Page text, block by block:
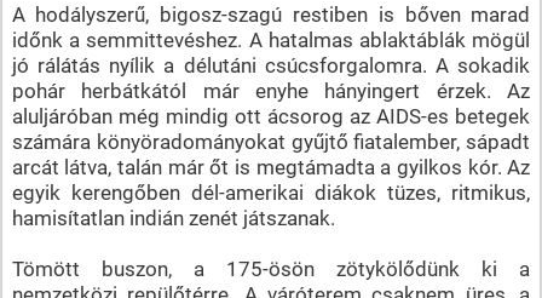
A hodályszerű, bigosz-szagú restiben is bőven marad
időnk a semmittevéshez. A hatalmas ablaktáblák mögül
jó rálátás nyílik a délutáni csúcsforgalomra. A sokadik
pohár herbátkától már enyhe hányingert érzek. Az
aluljáróban még mindig ott ácsorog az AIDS-es betegek
számára könyöradományokat gyűjtő fiatalember, sápadt
arcát látva, talán már őt is megtámadta a gyilkos kór. Az
egyik kerengőben dél-amerikai diákok tüzes, ritmikus,
hamisítatlan indián zenét játszanak.
Tömött buszon, a 175-ösön zötykölődünk ki a